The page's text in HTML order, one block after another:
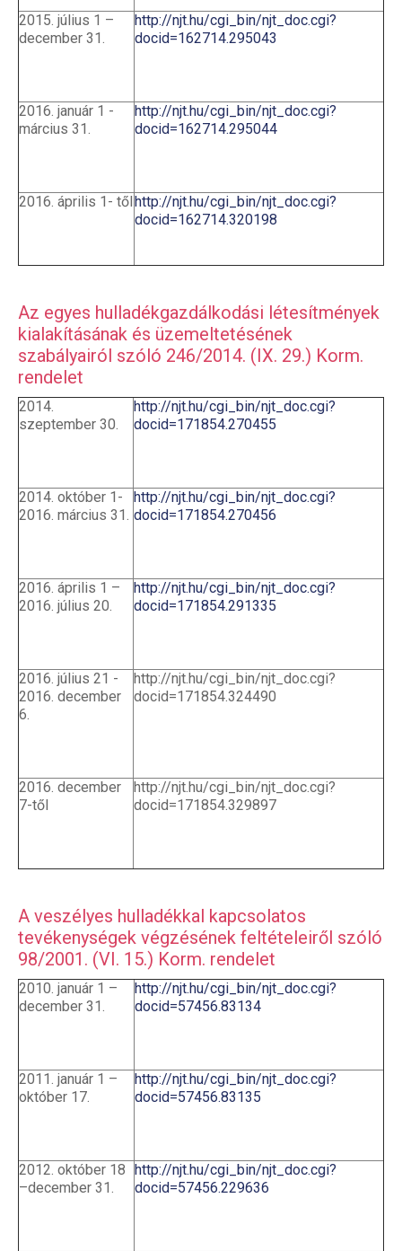
2015. július 1 –
december 31.
http://njt.hu/cgi_bin/njt_doc.cgi?
docid=162714.295043
2016. január 1 -
március 31.
http://njt.hu/cgi_bin/njt_doc.cgi?
docid=162714.295044
2016. április 1- tőlhttp://njt.hu/cgi_bin/njt_doc.cgi?
docid=162714.320198
Az egyes hulladékgazdálkodási létesítmények
kialakításának és üzemeltetésének
szabályairól szóló 246/2014. (IX. 29.) Korm.
rendelet
2014.
szeptember 30.
http://njt.hu/cgi_bin/njt_doc.cgi?
docid=171854.270455
2014. október 1-
2016. március 31.
http://njt.hu/cgi_bin/njt_doc.cgi?
docid=171854.270456
2016. április 1 –
2016. július 20.
http://njt.hu/cgi_bin/njt_doc.cgi?
docid=171854.291335
2016. július 21 -
2016. december
6.
http://njt.hu/cgi_bin/njt_doc.cgi?
docid=171854.324490
2016. december
7-től
http://njt.hu/cgi_bin/njt_doc.cgi?
docid=171854.329897
A veszélyes hulladékkal kapcsolatos
tevékenységek végzésének feltételeiről szóló
98/2001. (VI. 15.) Korm. rendelet
2010. január 1 –
december 31.
http://njt.hu/cgi_bin/njt_doc.cgi?
docid=57456.83134
2011. január 1 –
október 17.
http://njt.hu/cgi_bin/njt_doc.cgi?
docid=57456.83135
2012. október 18
–december 31.
http://njt.hu/cgi_bin/njt_doc.cgi?
docid=57456.229636